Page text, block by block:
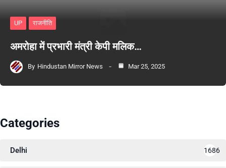
UP राजनीति
अमरोहा में प्रभारी मंत्री केपी मलिक…
By Hindustan Mirror News Mar 25, 2025
Categories
Delhi 1686